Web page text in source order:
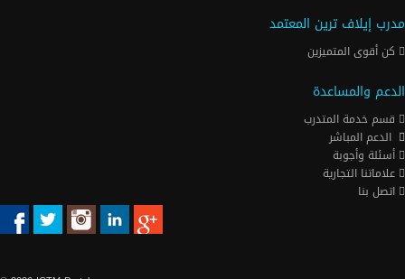
مدرب إيلاف ترين المعتمد
كن أقوى المتميزين
الدعم والمساعدة
قسم خدمة المتدرب
الدعم المباشر
أسئلة وأجوبة
علاماتنا التجارية
اتصل بنا